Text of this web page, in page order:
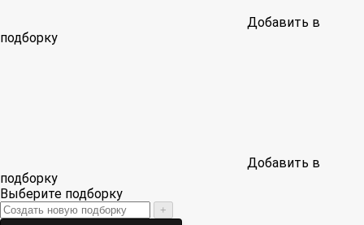
Добавить в
подборку
Добавить в
подборку
Выберите подборку
+